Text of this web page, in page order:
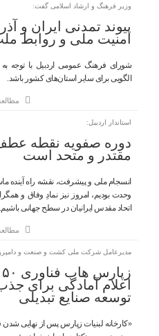
وزیر فرهنگ و ارشاد اسلامی گفت:
پیوند تمدنی ایران و
امنیت ملی و روابط
شورای فرهنگ عمومی اردبیل با توجه به
الگویی برای سایر استان‌های کشور باشد.
استاندار اردبیل:
دوره صفویه نقطه
مقتدر و متحد است
انسجام ملی و پیشرفت، نقشه راه آینده
وحدت بودیم، امروز نیز نمادِ وفاق و
اتحاد مقدس ایرانیان در سطح جهانی باشیم.
مدیرعامل شرکت ملی کشت و صنعت و
اعلام آمادگی برای
توسعه صنایع تبدیلی
«کارخانه لبنیات زپارس پس از نهایی شدن